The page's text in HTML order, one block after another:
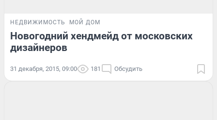
НЕДВИЖИМОСТЬ МОЙ ДОМ
Новогодний хендмейд от московских
дизайнеров
31 декабря, 2015, 09:00 181 Обсудить